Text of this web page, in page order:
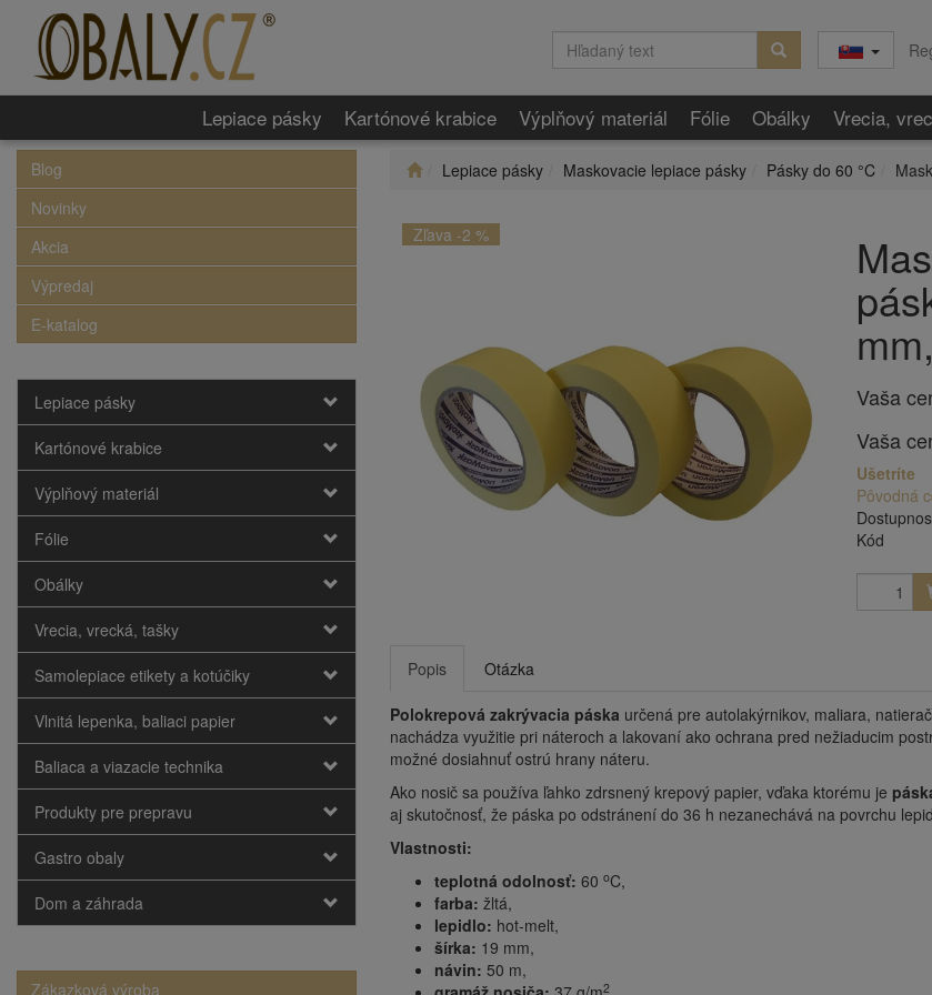
Lepiace pásky Kartónové krabice Výplňový materiál Fólie Obálky Vrecia,
Blog
Novinky
Akcia
Výpredaj
E-katalog
Lepiace pásky
Kartónové krabice
Výplňový materiál
Fólie
Obálky
Vrecia, vrecká, tašky
Samolepiace etikety a kotúčiky
Vlnitá lepenka, baliaci papier
Baliaca a viazacie technika
Produkty pre prepravu
Gastro obaly
Dom a záhrada
Zákazková výroba
Lepiace pásky Maskovacie lepiace pásky Pásky do 60 °C
Zľava -2 %
Vaša
Vaša
Ušetríte
Pôvodná
Kód
Popis Otázka
Polokrepová zakrývacia páska určená pre autolakýrnikov, maliara,
nachádza využitie pri náteroch a lakovaní ako ochrana pred nežiaducim
možné dosiahnuť ostrú hrany náteru.
Ako nosič sa používa ľahko zdrsnený krepový papier, vďaka ktorému je
aj skutočnosť, že páska po odstránení do 36 h nezanechává na povrchu
Vlastnosti:
teplotná odolnosť: 60 oC,
farba: žltá,
lepidlo: hot-melt,
šírka: 19 mm,
návin: 50 m,
2